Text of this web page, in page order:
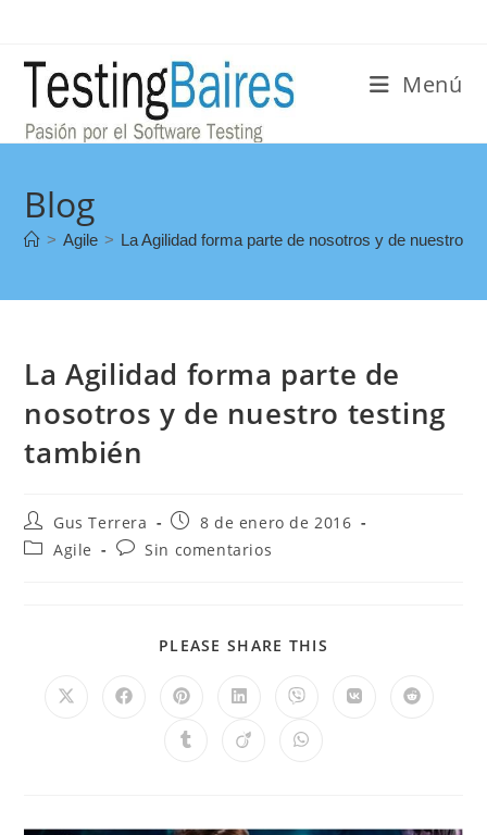
Menú
Blog
> Agile > La Agilidad forma parte de nosotros y de nuestro
La Agilidad forma parte de
nosotros y de nuestro testing
también
Gus Terrera
8 de enero de 2016
Agile
Sin comentarios
PLEASE SHARE THIS